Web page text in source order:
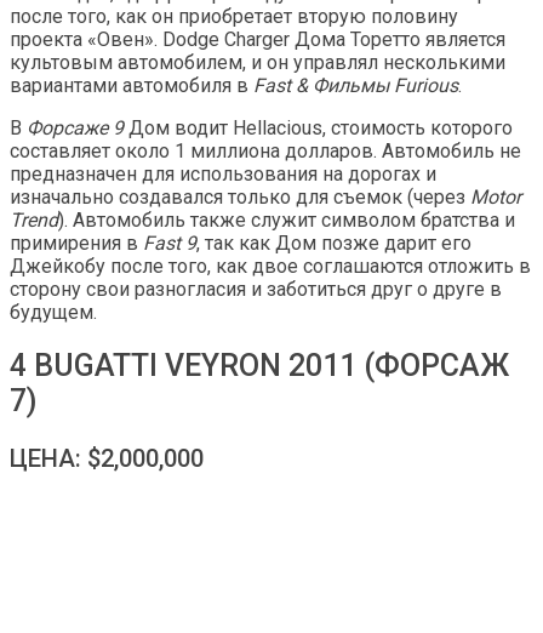
после того, как он приобретает вторую половину
проекта «Овен». Dodge Charger Дома Торетто является
культовым автомобилем, и он управлял несколькими
вариантами автомобиля в Fast & Фильмы Furious.
В Форсаже 9Дом водит Hellacious, стоимость которого
составляет около 1 миллиона долларов. Автомобиль не
предназначен для использования на дорогах и
изначально создавался только для съемок (через Motor
Trend). Автомобиль также служит символом братства и
примирения в Fast 9, так как Дом позже дарит его
Джейкобу после того, как двое соглашаются отложить в
сторону свои разногласия и заботиться друг о друге в
будущем.
4 BUGATTI VEYRON 2011 (ФОРСАЖ
7)
ЦЕНА: $2,000,000